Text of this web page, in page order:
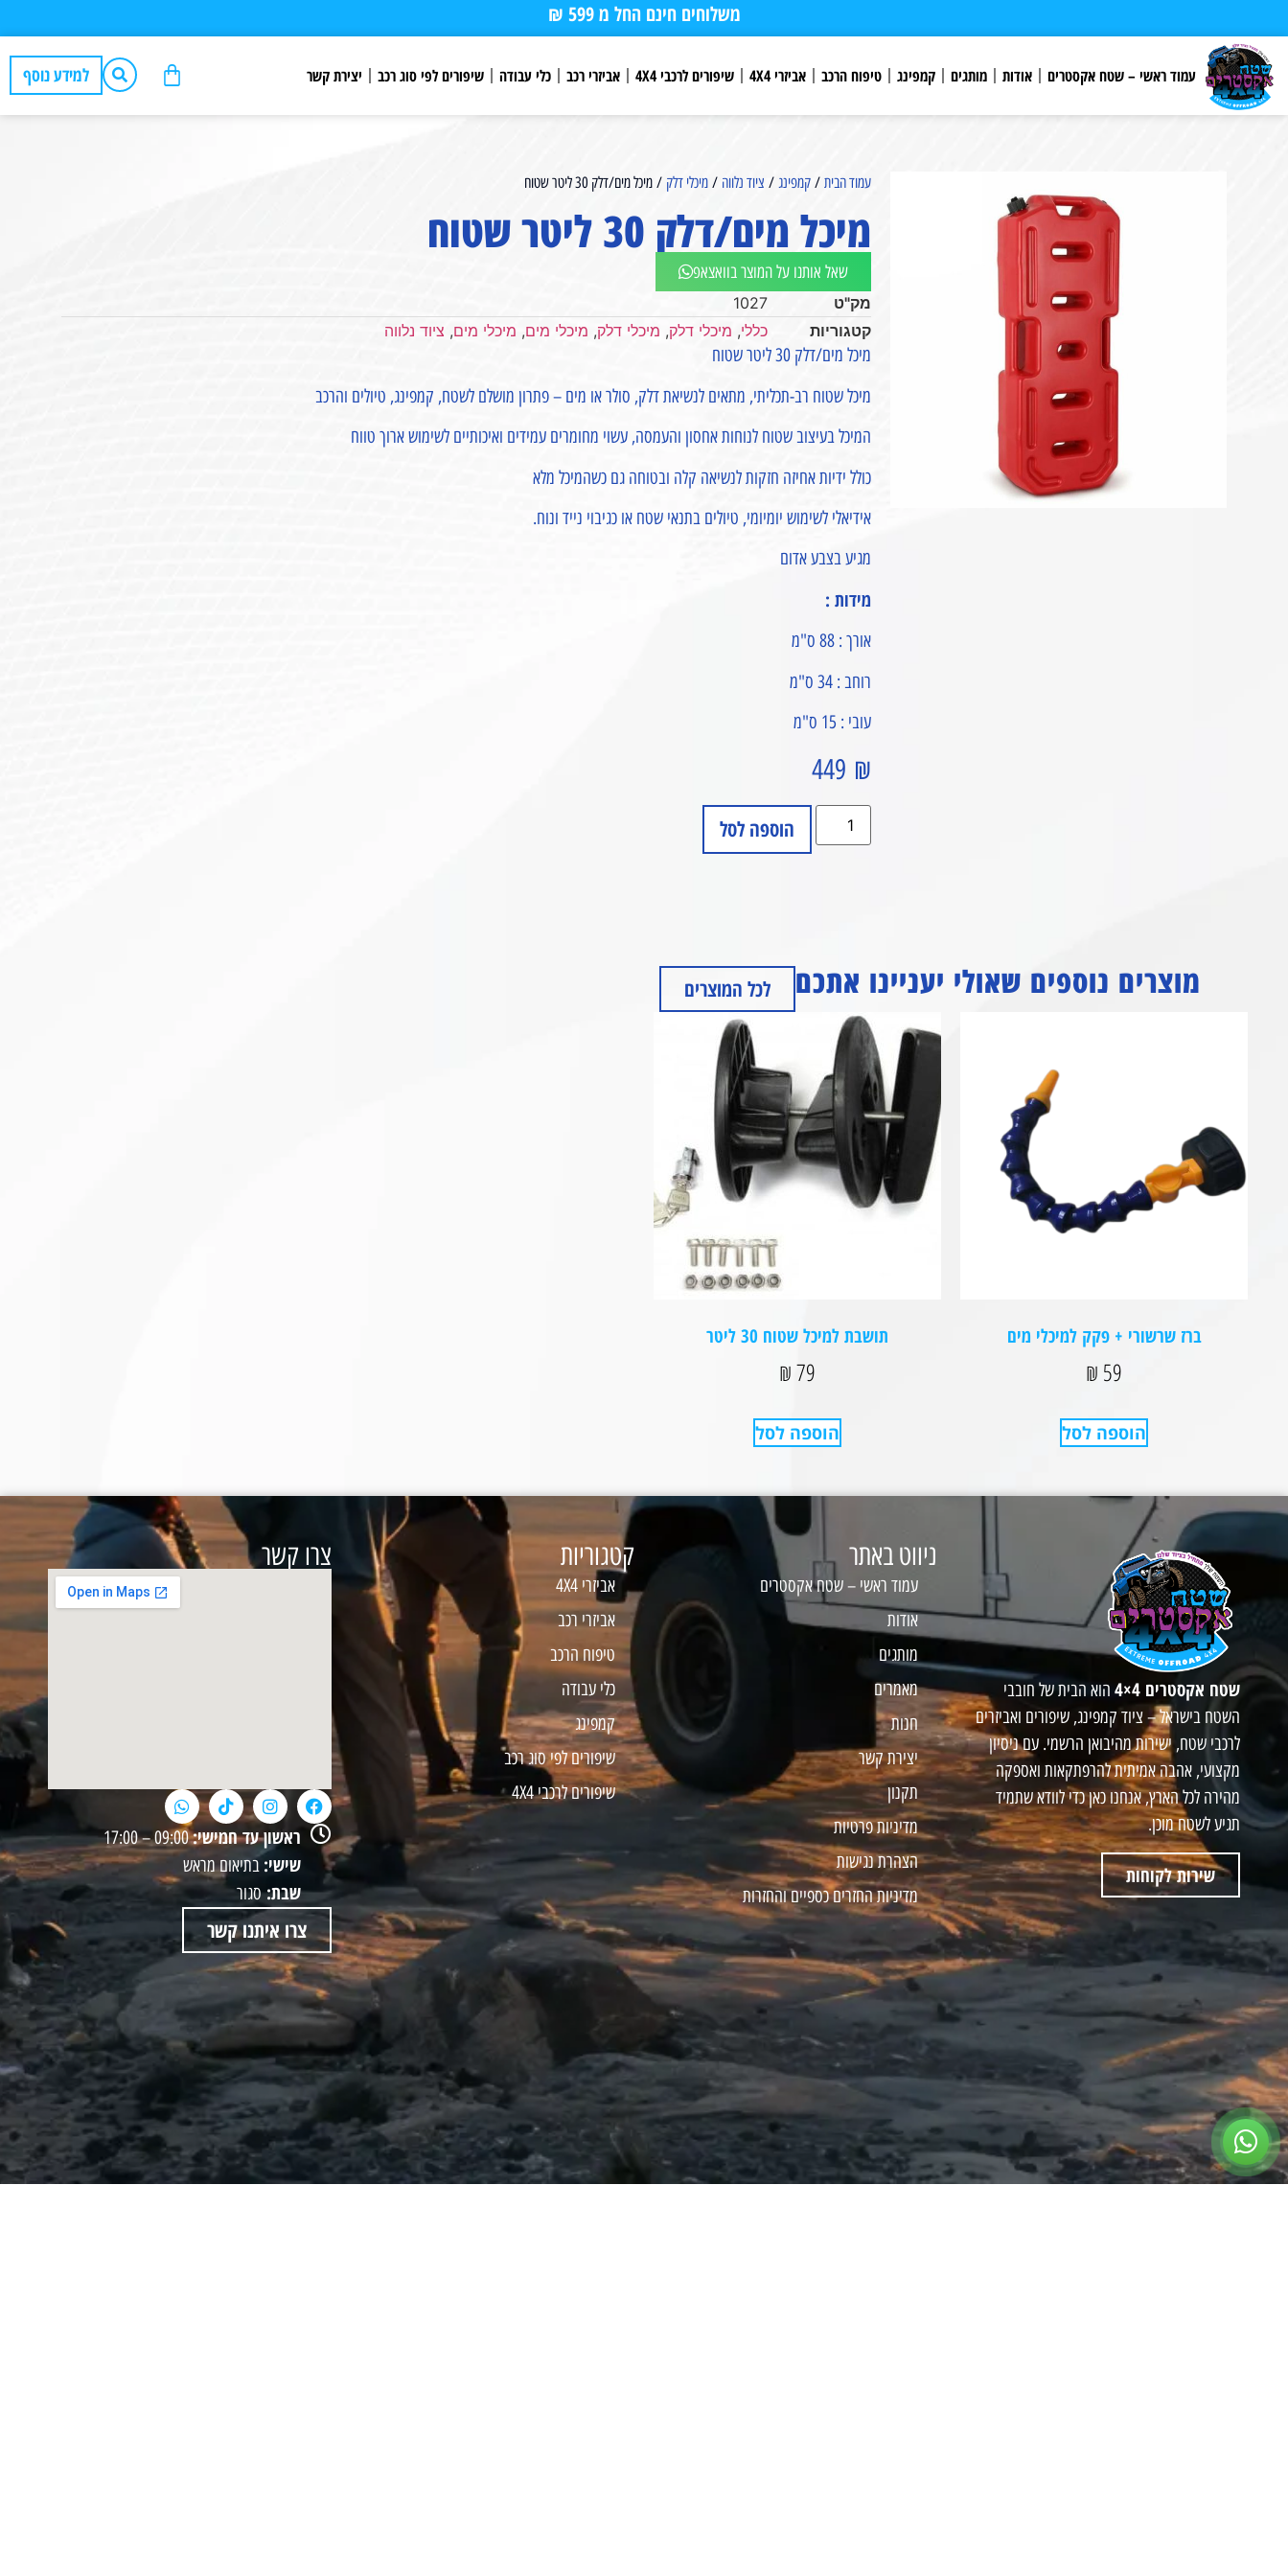
משלוחים חינם החל מ 599 ₪
עמוד ראשי – שטח אקסטרים אודות מותגים קמפינג טיפוח הרכב אביזרי 4X4 שיפורים לרכבי 4X4 אביזרי רכב כלי עבודה שיפורים לפי סוג רכב יצירת קשר למידע נוסף
עמוד הבית/ קמפינג/ ציוד נלווה / מיכלי דלק / מיכל מים/דלק 30 ליטר שטוח⁩⁩
מיכל מים/דלק 30 ליטר שטוח⁩⁩
שאל אותנו על המוצר בוואצאפ
מק"ט
1027
קטגוריות
כללי, מיכלי דלק, מיכלי דלק, מיכלי מים, מיכלי מים, ציוד נלווה
מיכל מים/דלק 30 ליטר שטוח⁩
מיכל שטוח רב-תכליתי, מתאים לנשיאת דלק, סולר או מים – פתרון מושלם לשטח, קמפינג, טיולים והרכב
המיכל בעיצוב שטוח לנוחות אחסון והעמסה, עשוי מחומרים עמידים ואיכותיים לשימוש ארוך טווח
כולל ידיות אחיזה חזקות לנשיאה קלה ובטוחה גם כשהמיכל מלא
אידיאלי לשימוש יומיומי, טיולים בתנאי שטח או כגיבוי נייד ונוח.
מגיע בצבע אדום
מידות :
אורך : 88 ס"מ
רוחב : 34 ס"מ
עובי : 15 ס"מ
449 ₪
הוספה לסל
מוצרים נוספים שאולי יעניינו אתכם לכל המוצרים
ברז שרשורי + פקק למיכלי מים
59
₪
הוספה לסל
תושבת למיכל שטוח 30 ליטר⁩
79
₪
הוספה לסל
שטח אקסטרים 4×4
הוא הבית של חובבי
השטח בישראל – ציוד קמפינג, שיפורים ואביזרים
לרכבי שטח, ישירות מהיבואן הרשמי. עם ניסיון
מקצועי, אהבה אמיתית להרפתקאות ואספקה
מהירה לכל הארץ, אנחנו כאן כדי לוודא שתמיד
תגיע לשטח מוכן.
שירות לקוחות
ניווט באתר
עמוד ראשי – שטח אקסטרים
אודות
מותגים
מאמרים
חנות
יצירת קשר
תקנון
מדיניות פרטיות
הצהרת נגישות
מדיניות החזרים כספיים והחזרות
קטגוריות
אביזרי 4X4
אביזרי רכב
טיפוח הרכב
כלי עבודה
קמפינג
שיפורים לפי סוג רכב
שיפורים לרכבי 4X4
צרו קשר
ראשון עד חמישי:09:00 – 17:00
שישי: בתיאום מראש
שבת:סגור
צרו איתנו קשר